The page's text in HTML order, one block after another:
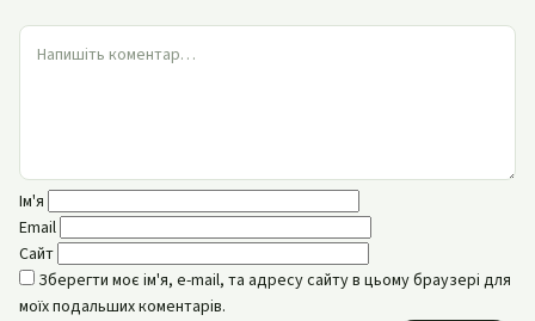
Ім'я
Email
Сайт
Зберегти моє ім'я, e-mail, та адресу сайту в цьому браузері для
моїх подальших коментарів.